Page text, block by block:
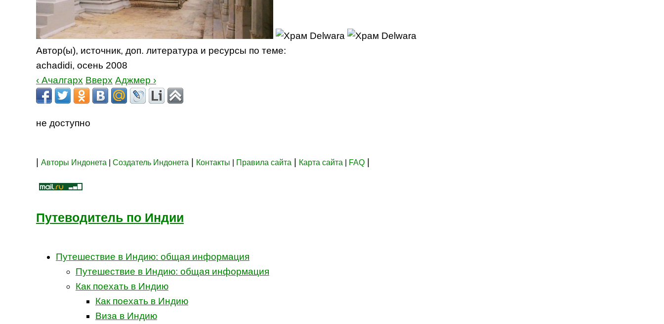
Автор(ы), источник, доп. литература и ресурсы по теме:
achadidi, осень 2008
‹ Ачалгарх Вверх Аджмер ›
не доступно
Авторы Индонета Создатель Индонета Контакты Правила сайта Карта сайта FAQ|
Путеводитель по Индии
Путешествие в Индию: общая информация
Путешествие в Индию: общая информация
Как поехать в Индию
Как поехать в Индию
Виза в Индию